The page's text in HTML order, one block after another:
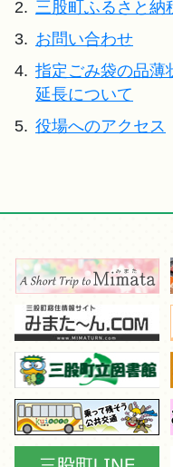
2. 三股町ふるさと納
3. お問い合わせ
4. 指定ごみ袋の品薄
延長について
5. 役場へのアクセス